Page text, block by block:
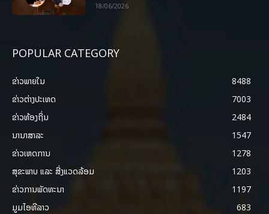
18/06/2026
POPULAR CATEGORY
ຂ່າວພາຍ​ໃນ
8488
ຂ່າວຕ່າງປະເທດ
7003
ຂ່າວທ້ອງຖິ່ນ
2484
ນານາສາລະ
1547
ຂ່າວເຫດການ
1278
ສຸຂະພາບ ແລະ ສີ່ງແວດລ້ອມ
1203
ຂ່າວການພັດທະນາ
1197
ມູມໄອທີລາວ
683